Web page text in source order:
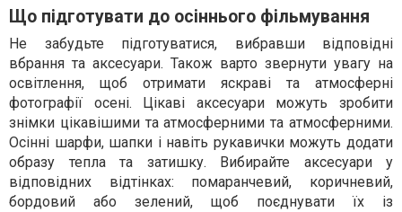
Що підготувати до осіннього фільмування
Не забудьте підготуватися, вибравши відповідні
вбрання та аксесуари. Також варто звернути увагу на
освітлення, щоб отримати яскраві та атмосферні
фотографії осені. Цікаві аксесуари можуть зробити
знімки цікавішими та атмосферними та атмосферними.
Осінні шарфи, шапки і навіть рукавички можуть додати
образу тепла та затишку. Вибирайте аксесуари у
відповідних відтінках: помаранчевий, коричневий,
бордовий або зелений, щоб поєднувати їх із